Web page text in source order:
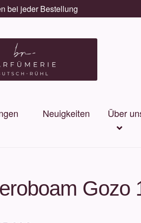
bei jeder Bestellung
Neuigkeiten Über
Gozo